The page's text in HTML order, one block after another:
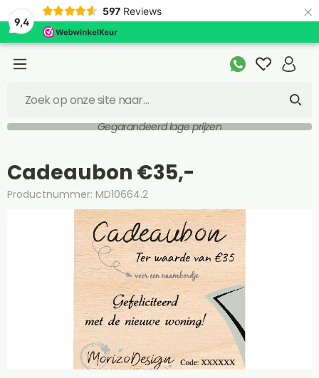
9,4
597 Reviews ×
Gegarandeerd lage prijzen
Cadeaubon €35,-
Productnummer: MD10664.2